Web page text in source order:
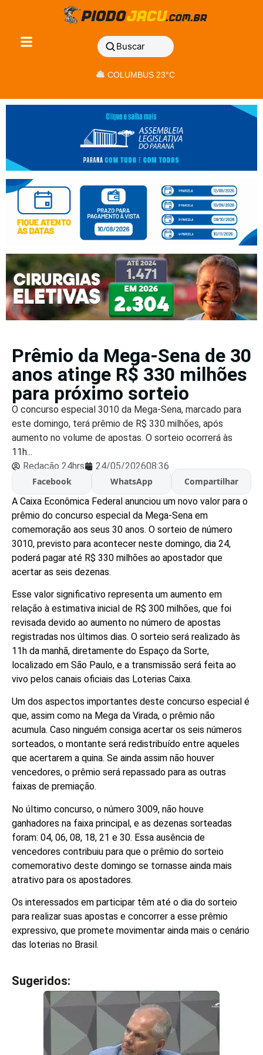
Buscar
COLUMBUS 23°C
Prêmio da Mega-Sena de 30
anos atinge R$ 330 milhões
para próximo sorteio
O concurso especial 3010 da Mega-Sena, marcado para
este domingo, terá prêmio de R$ 330 milhões, após
aumento no volume de apostas. O sorteio ocorrerá às
11h...
Redação 24hrs
24/05/202608:36
Facebook
WhatsApp
Compartilhar
A Caixa Econômica Federal anunciou um novo valor para o
prêmio do concurso especial da Mega-Sena em
comemoração aos seus 30 anos. O sorteio de número
3010, previsto para acontecer neste domingo, dia 24,
poderá pagar até R$ 330 milhões ao apostador que
acertar as seis dezenas.
Esse valor significativo representa um aumento em
relação à estimativa inicial de R$ 300 milhões, que foi
revisada devido ao aumento no número de apostas
registradas nos últimos dias. O sorteio será realizado às
11h da manhã, diretamente do Espaço da Sorte,
localizado em São Paulo, e a transmissão será feita ao
vivo pelos canais oficiais das Loterias Caixa.
Um dos aspectos importantes deste concurso especial é
que, assim como na Mega da Virada, o prêmio não
acumula. Caso ninguém consiga acertar os seis números
sorteados, o montante será redistribuído entre aqueles
que acertarem a quina. Se ainda assim não houver
vencedores, o prêmio será repassado para as outras
faixas de premiação.
No último concurso, o número 3009, não houve
ganhadores na faixa principal, e as dezenas sorteadas
foram: 04, 06, 08, 18, 21 e 30. Essa ausência de
vencedores contribuiu para que o prêmio do sorteio
comemorativo deste domingo se tornasse ainda mais
atrativo para os apostadores.
Os interessados em participar têm até o dia do sorteio
para realizar suas apostas e concorrer a esse prêmio
expressivo, que promete movimentar ainda mais o cenário
das loterias no Brasil.
Sugeridos: